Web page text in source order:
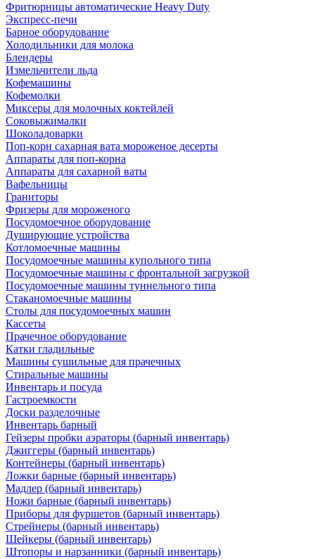
Фритюрницы автоматические Heavy Duty
Экспресс-печи
Барное оборудование
Холодильники для молока
Блендеры
Измельчители льда
Кофемашины
Кофемолки
Миксеры для молочных коктейлей
Соковыжималки
Шоколадоварки
Поп-корн сахарная вата мороженое десерты
Аппараты для поп-корна
Аппараты для сахарной ваты
Вафельницы
Граниторы
Фризеры для мороженого
Посудомоечное оборудование
Душирующие устройства
Котломоечные машины
Посудомоечные машины купольного типа
Посудомоечные машины с фронтальной загрузкой
Посудомоечные машины туннельного типа
Стаканомоечные машины
Столы для посудомоечных машин
Кассеты
Прачечное оборудование
Катки гладильные
Машины сушильные для прачечных
Стиральные машины
Инвентарь и посуда
Гастроемкости
Доски разделочные
Инвентарь барный
Гейзеры пробки аэраторы (барный инвентарь)
Джиггеры (барный инвентарь)
Контейнеры (барный инвентарь)
Ложки барные (барный инвентарь)
Мадлер (барный инвентарь)
Ножи барные (барный инвентарь)
Приборы для фуршетов (барный инвентарь)
Стрейнеры (барный инвентарь)
Шейкеры (барный инвентарь)
Штопоры и нарзанники (барный инвентарь)